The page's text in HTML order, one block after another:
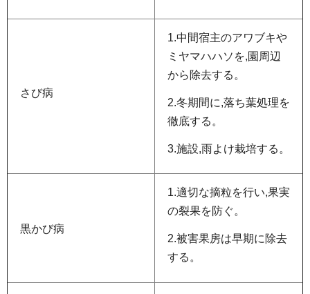
さび病
1.中間宿主のアワブキや
ミヤマハハソを,園周辺
から除去する。
2.冬期間に,落ち葉処理を
徹底する。
3.施設,雨よけ栽培する。
黒かび病
1.適切な摘粒を行い,果実
の裂果を防ぐ。
2.被害果房は早期に除去
する。